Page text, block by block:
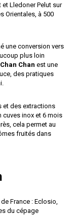
Lledoner Pelut sur
Orientales, à 500
une conversion vers
plus loin
Chan Chan est une
des pratiques
et des extractions
cuves inox et 6 mois
cela permet au
fruités dans
France : Eclosio,
du cépage